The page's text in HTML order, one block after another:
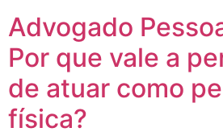
Advogado
Por que vale a
de atuar como
física?